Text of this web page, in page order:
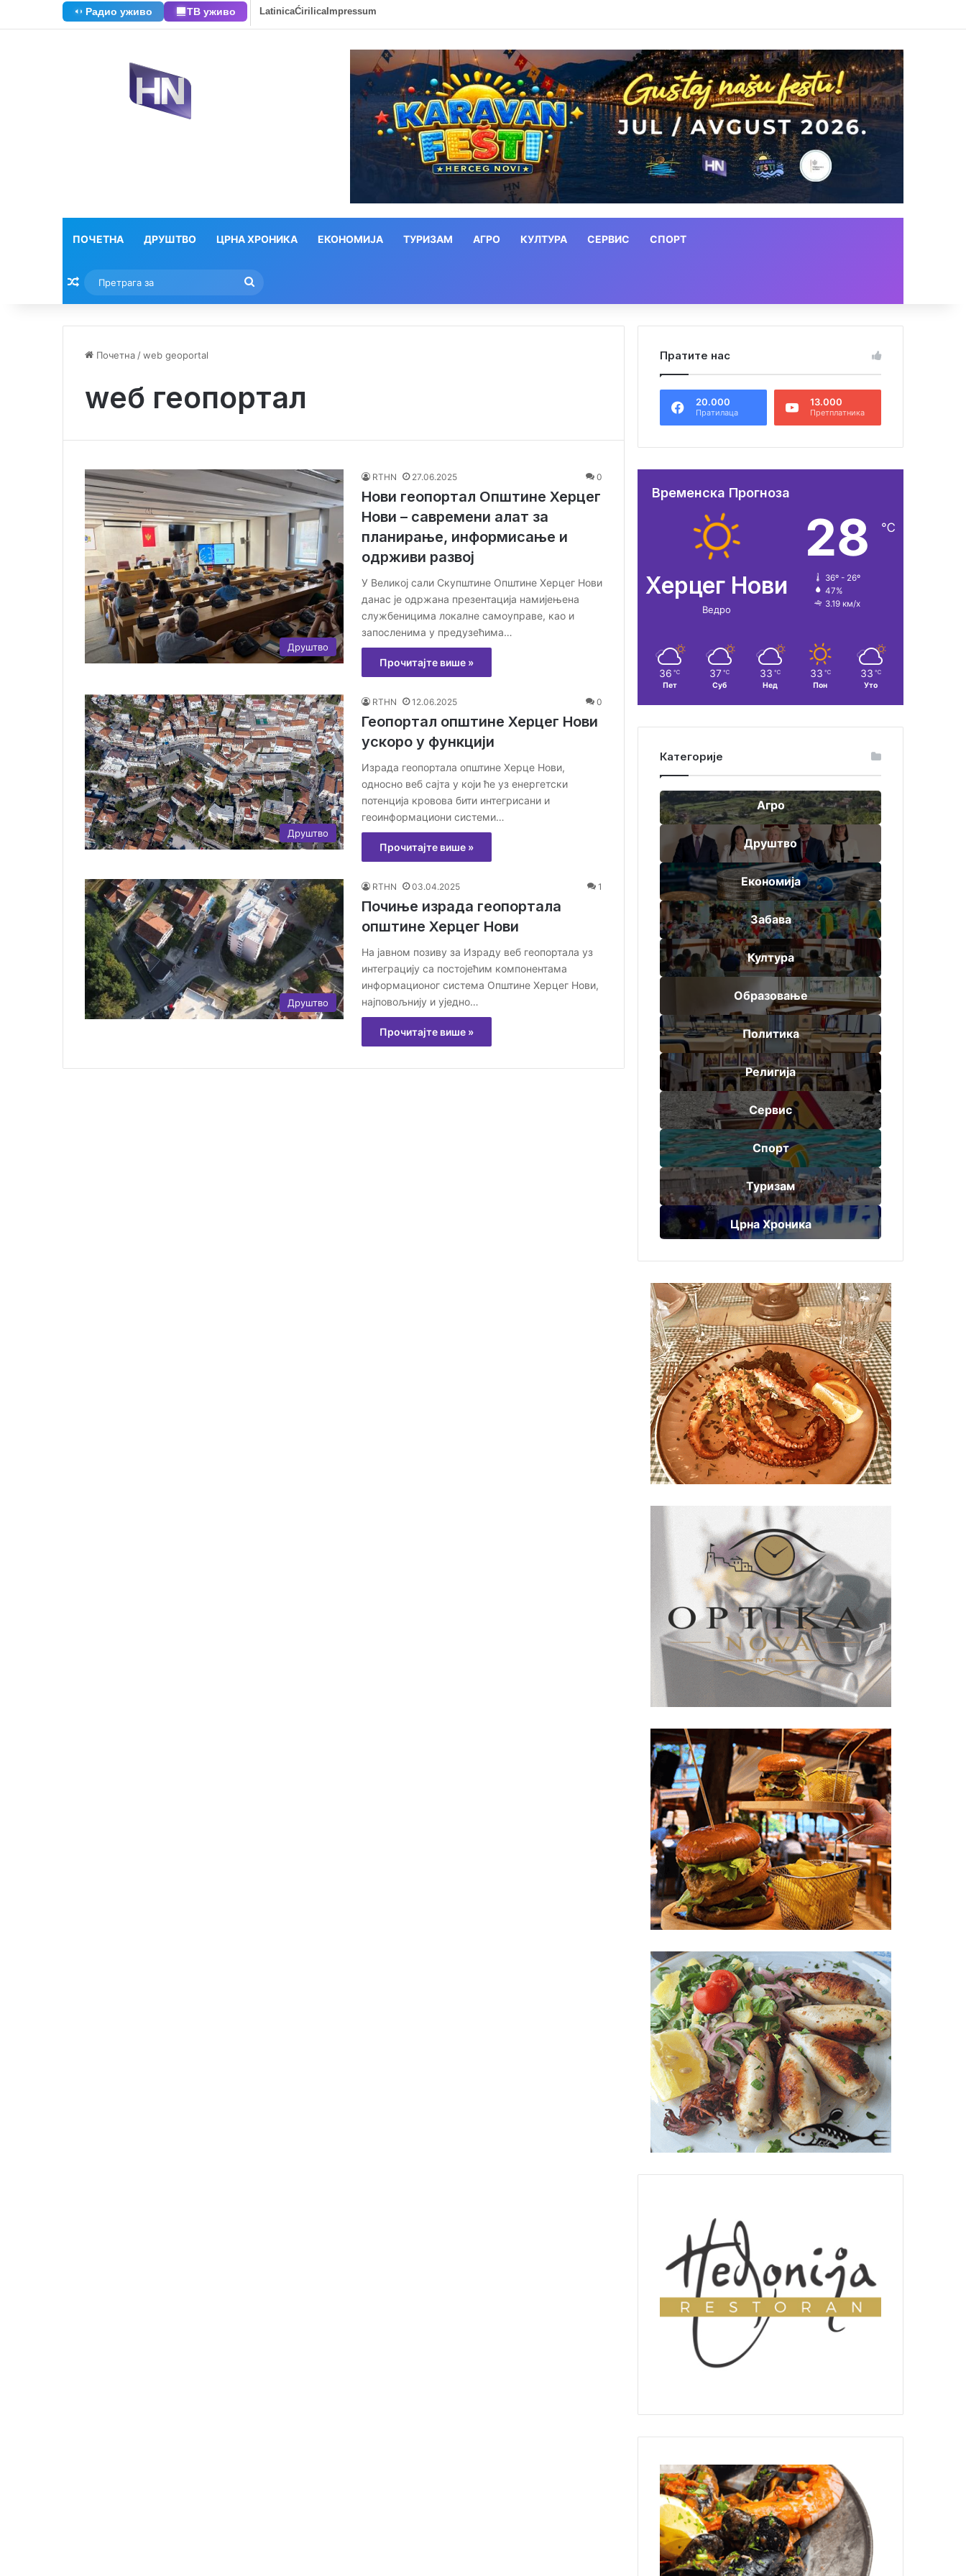
Радио уживо ТВ уживо LatinicaĆirilicaImpressum
ПОЧЕТНА ДРУШТВО ЦРНА ХРОНИКА ЕКОНОМИЈА ТУРИЗАМ АГРО КУЛТУРА СЕРВИС СПОРТ
Насумични текстови
за
Почетна /web geoportal
wеб геопортал
Друштво
RTHN 27.06.2025 0
Нови геопортал Општине Херцег
Нови – савремени алат за
планирање, информисање и
одрживи развој
У Великој сали Скупштине Општине Херцег Нови
данас је одржана презентација намијењена
службеницима локалне самоуправе, као и
запосленима у предузећима…
Прочитајте више »
Друштво
RTHN 12.06.2025 0
Геопортал општине Херцег Нови
ускоро у функцији
Израда геопортала општине Херце Нови,
односно веб сајта у који ће уз енергетски
потенција кровова бити интегрисани и
геоинформациони системи…
Прочитајте више »
Друштво
RTHN 03.04.2025 1
Почиње израда геопортала
општине Херцег Нови
На јавном позиву за Израду веб геопортала уз
интеграцију са постојећим компонентама
информационог система Општине Херцег Нови,
најповољнију и уједно…
Прочитајте више »
Пратите нас
20.000
Пратилаца
13.000
Претплатника
Временска Прогноза
Херцег Нови
Ведро
28 ℃
36º - 26º
47%
3.19 км/х
36 ℃
Пет
37 ℃
Суб
33 ℃
Нед
33 ℃
Пон
33 ℃
Уто
Категорије
Агро
Друштво
Економија
Забава
Култура
Образовање
Политика
Религија
Сервис
Спорт
Туризам
Црна Хроника